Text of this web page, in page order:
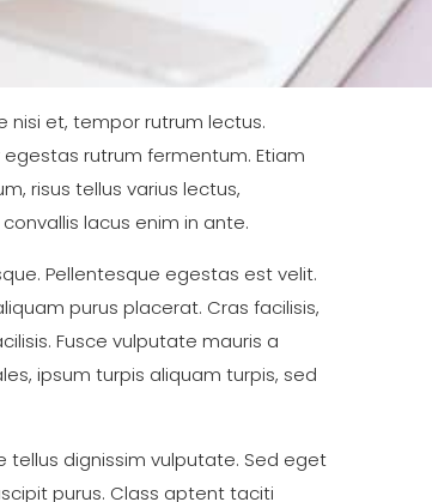
nisi et, tempor rutrum lectus.
rutrum fermentum. Etiam
risus tellus varius lectus,
lacus enim in ante.
Pellentesque egestas est velit.
purus placerat. Cras facilisis,
Fusce vulputate mauris a
ipsum turpis aliquam turpis, sed
dignissim vulputate. Sed eget
purus. Class aptent taciti